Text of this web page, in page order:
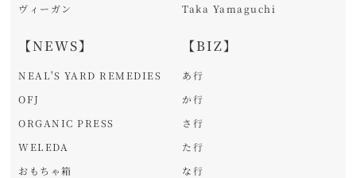
ヴィーガン
【NEWS】
NEAL'S YARD REMEDIES
OFJ
ORGANIC PRESS
WELEDA
おもちゃ箱
Taka Yamaguchi
【BIZ】
あ行
か行
さ行
た行
な行